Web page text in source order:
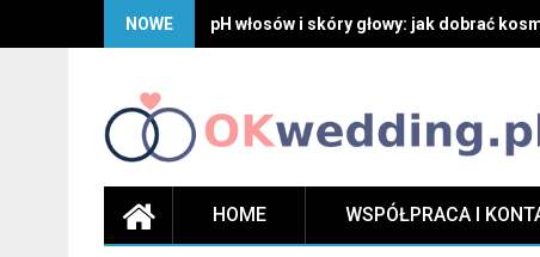
NOWE pH włosów i skóry głowy: jak dobrać
HOME WSPÓŁPRACA I